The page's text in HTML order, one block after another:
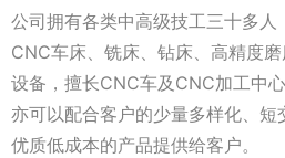
公司拥有各类中高级技工三十多人
CNC车床、铣床、钻床、高精度
设备，擅长CNC车及CNC加工中
亦可以配合客户的少量多样化、短
优质低成本的产品提供给客户。